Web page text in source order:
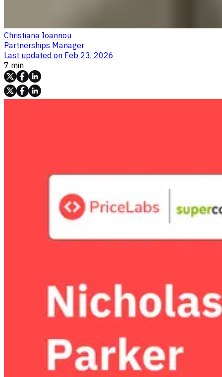
Christiana Ioannou
Partnerships Manager
Last updated on Feb 23, 2026
7 min